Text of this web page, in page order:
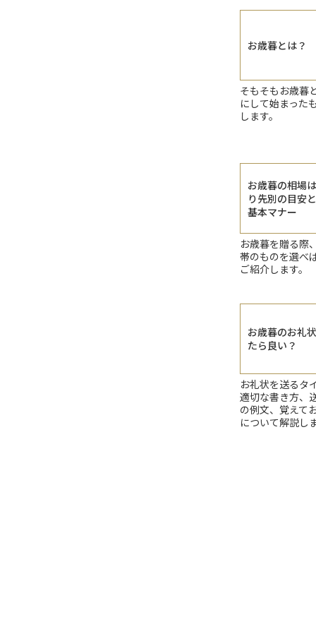
お歳暮とは？
そもそもお歳暮
にして始まった
します。
お歳暮の相場
り先別の目安
基本マナー
お歳暮を贈る際
帯のものを選べ
ご紹介します。
お歳暮のお礼
たら良い？
お礼状を送るタ
適切な書き方、
の例文、覚えて
について解説し